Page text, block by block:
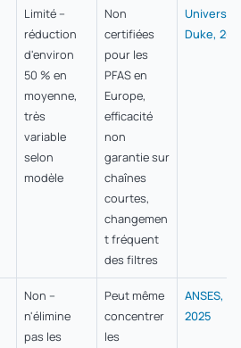
Limité –
réduction
d'environ
50 % en
moyenne,
très
variable
selon
modèle
Non
certifiées
pour les
PFAS en
Europe,
efficacité
non
garantie sur
chaînes
courtes,
changemen
t fréquent
des filtres
Université
Duke,
Non –
n'élimine
pas les
Peut même
concentrer
les
ANSES,
2025